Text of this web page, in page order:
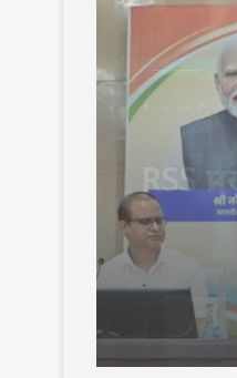
छत्तीसगढ़
August 6,
CM
गांव में
करोड़